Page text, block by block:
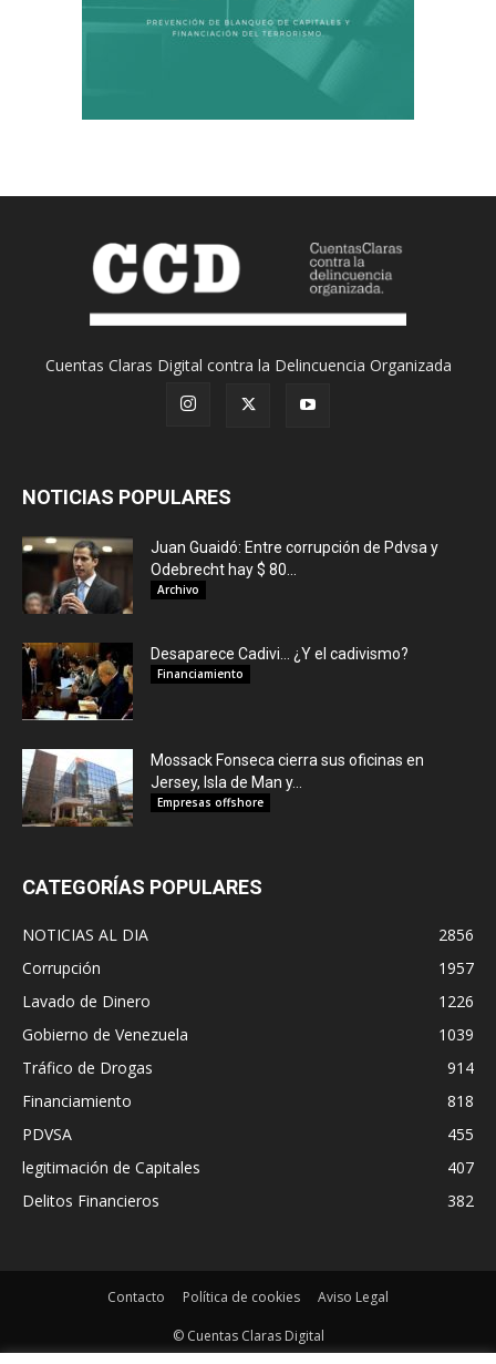
Cuentas Claras Digital contra la Delincuencia Organizada
NOTICIAS POPULARES
Juan Guaidó: Entre corrupción de Pdvsa y
Odebrecht hay $ 80...
Archivo
Desaparece Cadivi… ¿Y el cadivismo?
Financiamiento
Mossack Fonseca cierra sus oficinas en
Jersey, Isla de Man y...
Empresas offshore
CATEGORÍAS POPULARES
NOTICIAS AL DIA
2856
Corrupción
1957
Lavado de Dinero
1226
Gobierno de Venezuela
1039
Tráfico de Drogas
914
Financiamiento
818
PDVSA
455
legitimación de Capitales
407
Delitos Financieros
382
Contacto Política de cookies Aviso Legal
© Cuentas Claras Digital